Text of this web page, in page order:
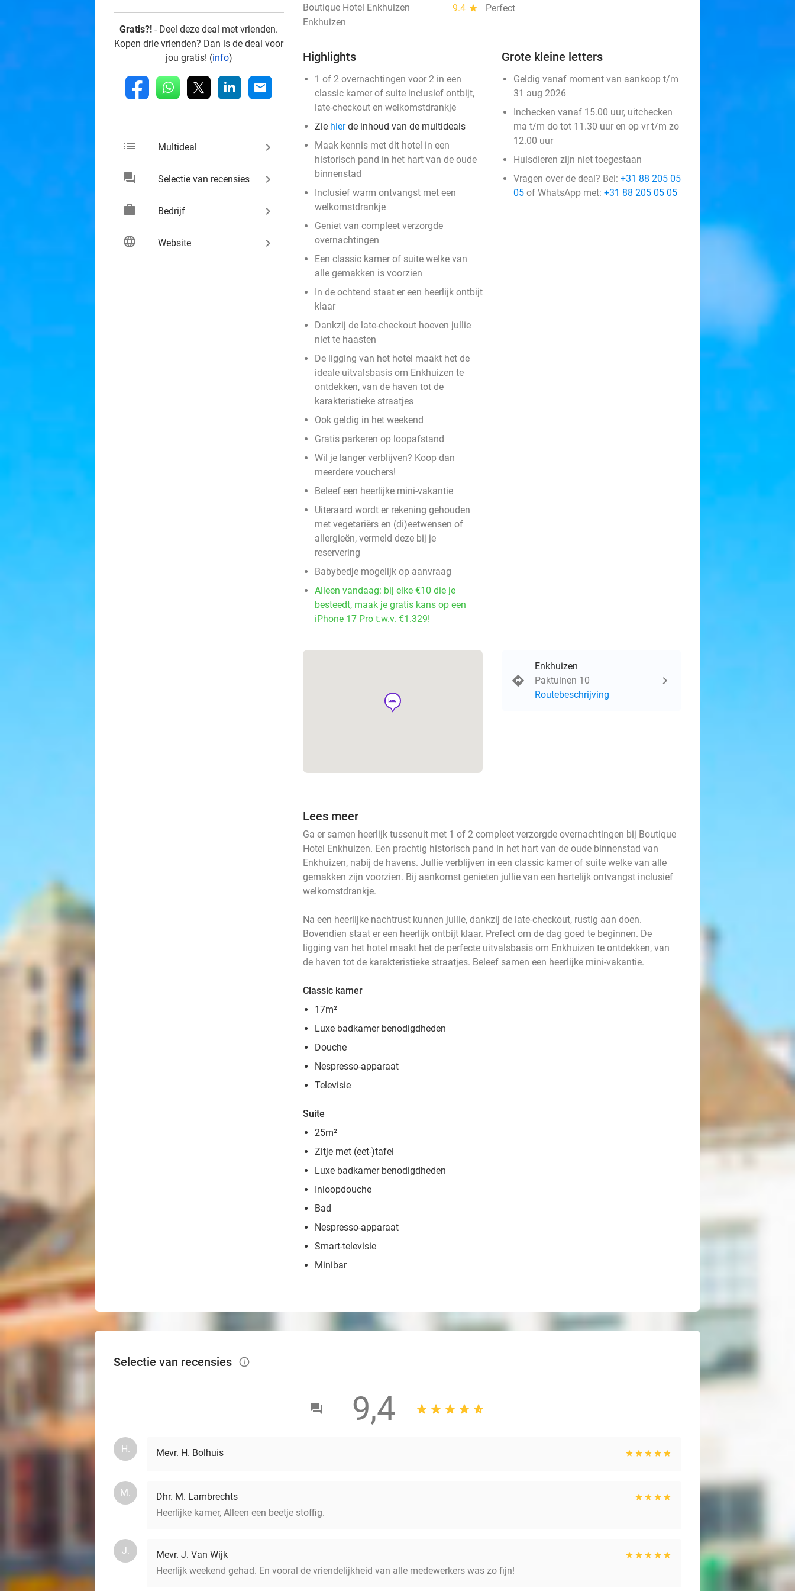
Gratis?! - Deel deze deal met vrienden.
Kopen drie vrienden? Dan is de deal voor
jou gratis! (info)
fb whatsapp linkedin mail
list Multideal keyboard_arrow_right
chat Selectie van recensies keyboard_arrow_right
work Bedrijf keyboard_arrow_right
language Website keyboard_arrow_right
Boutique Hotel Enkhuizen 9.4 star
Perfect
Enkhuizen
Highlights
1 of 2 overnachtingen voor 2 in een
classic kamer of suite inclusief ontbijt,
late-checkout en welkomstdrankje
Zie hierde inhoud van de multideals
Maak kennis met dit hotel in een
historisch pand in het hart van de oude
binnenstad
Inclusief warm ontvangst met een
welkomstdrankje
Geniet van compleet verzorgde
overnachtingen
Een classic kamer of suite welke van
alle gemakken is voorzien
In de ochtend staat er een heerlijk ontbijt
klaar
Dankzij de late-checkout hoeven jullie
niet te haasten
De ligging van het hotel maakt het de
ideale uitvalsbasis om Enkhuizen te
ontdekken, van de haven tot de
karakteristieke straatjes
Ook geldig in het weekend
Gratis parkeren op loopafstand
Wil je langer verblijven? Koop dan
meerdere vouchers!
Beleef een heerlijke mini-vakantie
Uiteraard wordt er rekening gehouden
met vegetariërs en (di)eetwensen of
allergieën, vermeld deze bij je
reservering
Babybedje mogelijk op aanvraag
Alleen vandaag: bij elke €10 die je
besteedt, maak je gratis kans op een
iPhone 17 Pro t.w.v. €1.329!
Grote kleine letters
Geldig vanaf moment van aankoop t/m
31 aug 2026
Inchecken vanaf 15.00 uur, uitchecken
ma t/m do tot 11.30 uur en op vr t/m zo
12.00 uur
Huisdieren zijn niet toegestaan
Vragen over de deal? Bel: +31 88 205 05
05 of WhatsApp met: +31 88 205 05 05
hotel
Enkhuizen
Paktuinen 10
Routebeschrijving
Lees meer
Ga er samen heerlijk tussenuit met 1 of 2 compleet verzorgde overnachtingen bij Boutique
Hotel Enkhuizen. Een prachtig historisch pand in het hart van de oude binnenstad van
Enkhuizen, nabij de havens. Jullie verblijven in een classic kamer of suite welke van alle
gemakken zijn voorzien. Bij aankomst genieten jullie van een hartelijk ontvangst inclusief
welkomstdrankje.
Na een heerlijke nachtrust kunnen jullie, dankzij de late-checkout, rustig aan doen.
Bovendien staat er een heerlijk ontbijt klaar. Prefect om de dag goed te beginnen. De
ligging van het hotel maakt het de perfecte uitvalsbasis om Enkhuizen te ontdekken, van
de haven tot de karakteristieke straatjes. Beleef samen een heerlijke mini-vakantie.
Classic kamer
17m²
Luxe badkamer benodigdheden
Douche
Nespresso-apparaat
Televisie
Suite
25m²
Zitje met (eet-)tafel
Luxe badkamer benodigdheden
Inloopdouche
Bad
Nespresso-apparaat
Smart-televisie
Minibar
Selectie van recensies info_outlined
9,4
H. Mevr. H. Bolhuis
M.
Dhr. M. Lambrechts
Heerlijke kamer, Alleen een beetje stoffig.
J.
Mevr. J. Van Wijk
Heerlijk weekend gehad. En vooral de vriendelijkheid van alle medewerkers was zo fijn!